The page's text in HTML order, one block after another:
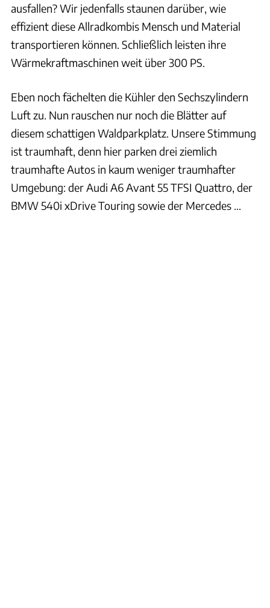
ausfallen? Wir jedenfalls staunen darüber, wie
effizient diese Allradkombis Mensch und Material
transportieren können. Schließlich leisten ihre
Wärmekraftmaschinen weit über 300 PS.
Eben noch fächelten die Kühler den Sechszylindern
Luft zu. Nun rauschen nur noch die Blätter auf
diesem schattigen Waldparkplatz. Unsere Stimmung
ist traumhaft, denn hier parken drei ziemlich
traumhafte Autos in kaum weniger traumhafter
Umgebung: der Audi A6 Avant 55 TFSI Quattro, der
BMW 540i xDrive Touring sowie der Mercedes ...